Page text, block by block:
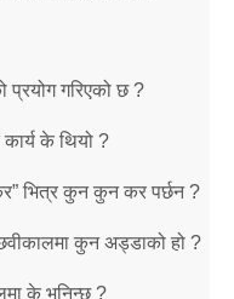
प्रयोग गरिएको छ ?
के थियो ?
” भित्र कुन कुन कर पर्छन ?
कुन अड्डाको हो ?
के भनिन्छ ?